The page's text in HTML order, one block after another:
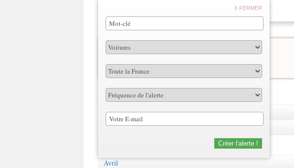
X FERMER
Créer l'alerte !
Boutiques
Voitures
2012
Juin
Juillet
Avril